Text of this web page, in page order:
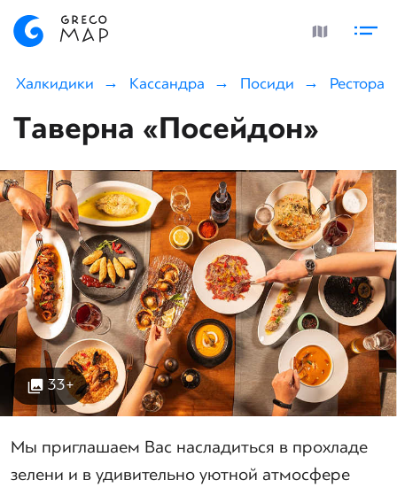
Халкидики Кассандра Посиди
Таверна «Посейдон»
33+
Мы приглашаем Вас насладиться в прохладе
зелени и в удивительно уютной атмосфере